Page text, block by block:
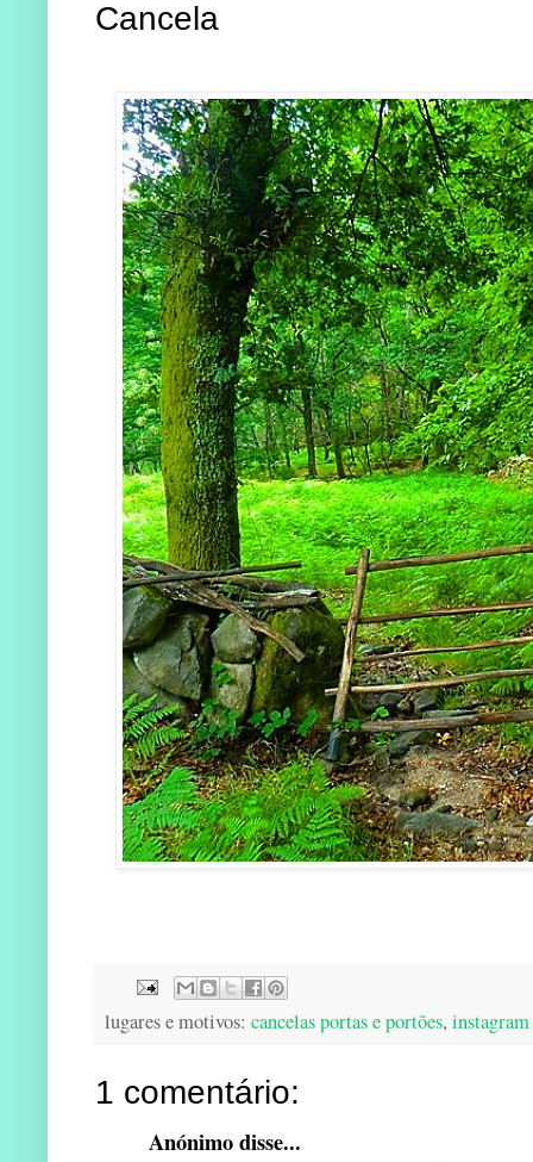
Cancela
lugares e motivos: cancelas portas e portões, instagram
1 comentário:
Anónimo disse...